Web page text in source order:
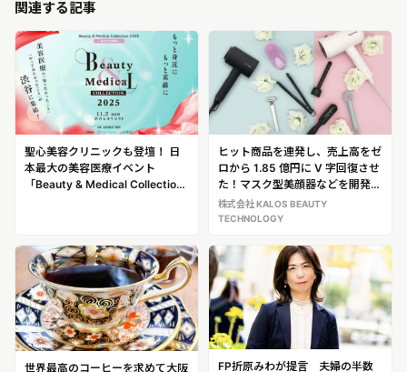
関連する記事
聖心美容クリニックも登壇！ 日
本最大の美容医療イベント
「Beauty & Medical Collection
ヒット商品を連発し、売上高をゼ
ロから 1.85 億円に V 字回復させ
た！マスク型美顔器などを開発
し、所有する特許数 60 超の発明
家社長 高田栄和（たかた・ひで
株式会社 KALOS BEAUTY
TECHNOLOGY
世界最高のコーヒーを求めて大阪
FP折原みわが提言 夫婦の半数